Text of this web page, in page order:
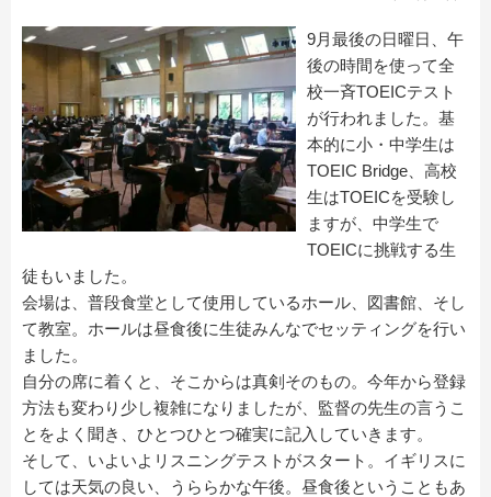
9月最後の日曜日、午
後の時間を使って全
校一斉TOEICテスト
が行われました。基
本的に小・中学生は
TOEIC Bridge、高校
生はTOEICを受験し
ますが、中学生で
TOEICに挑戦する生
徒もいました。
会場は、普段食堂として使用しているホール、図書館、そし
て教室。ホールは昼食後に生徒みんなでセッティングを行い
ました。
自分の席に着くと、そこからは真剣そのもの。今年から登録
方法も変わり少し複雑になりましたが、監督の先生の言うこ
とをよく聞き、ひとつひとつ確実に記入していきます。
そして、いよいよリスニングテストがスタート。イギリスに
しては天気の良い、うららかな午後。昼食後ということもあ